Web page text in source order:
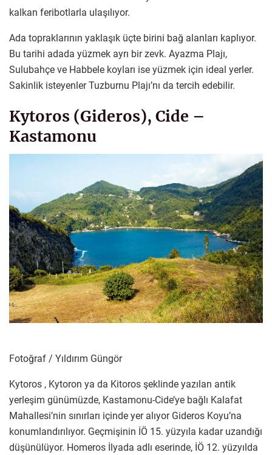
kalkan feribotlarla ulaşılıyor.
Ada topraklarının yaklaşık üçte birini bağ alanları kaplıyor.
Bu tarihi adada yüzmek ayrı bir zevk. Ayazma Plajı,
Sulubahçe ve Habbele koyları ise yüzmek için ideal yerler.
Sakinlik isteyenler Tuzburnu Plajı’nı da tercih edebilir.
Kytoros (Gideros), Cide –
Kastamonu
Fotoğraf / Yıldırım Güngör
Kytoros , Kytoron ya da Kitoros şeklinde yazılan antik
yerleşim günümüzde, Kastamonu-Cide’ye bağlı Kalafat
Mahallesi’nin sınırları içinde yer alıyor Gideros Koyu’na
konumlandırılıyor. Geçmişinin İÖ 15. yüzyıla kadar uzandığı
düşünülüyor. Homeros İlyada adlı eserinde, İÖ 12. yüzyılda